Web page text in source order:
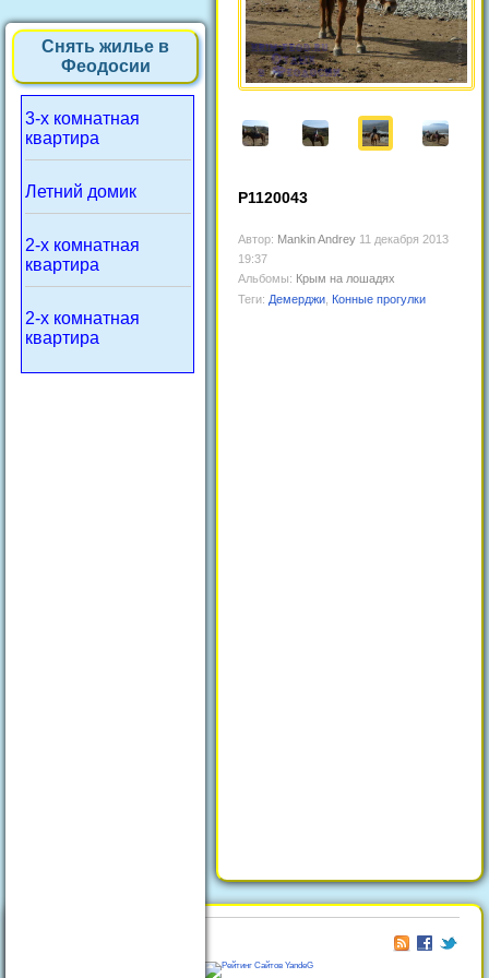
Снять жилье в
Феодосии
3-х комнатная
квартира
Летний домик
2-х комнатная
квартира
2-х комнатная
квартира
P1120043
Автор: Mankin Andrey 11 декабря 2013
19:37
Альбомы: Крым на лошадях
Теги: Демерджи Конные прогулки